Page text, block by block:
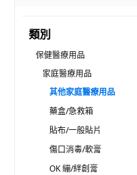
類別
保健醫療用品
家庭醫療用品
其他家庭醫療用品
藥盒/急救箱
貼布/一般貼片
傷口消毒/軟膏
OK 繃/絆創膏